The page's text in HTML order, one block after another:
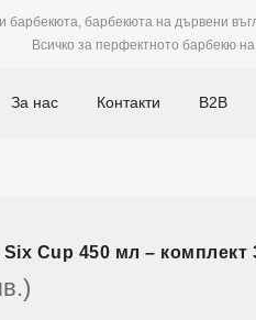
барбекюта, барбекюта на дървени
Всичко за перфектното барбекю
За нас Контакти B2B
Cup 450 мл – комплект
)